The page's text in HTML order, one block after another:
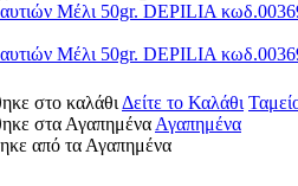
Μέλι 50gr. DEPILIA
Μέλι 50gr. DEPILIA
στο καλάθι Δείτε το Καλάθι
στα Αγαπημένα Αγαπημένα
από τα Αγαπημένα